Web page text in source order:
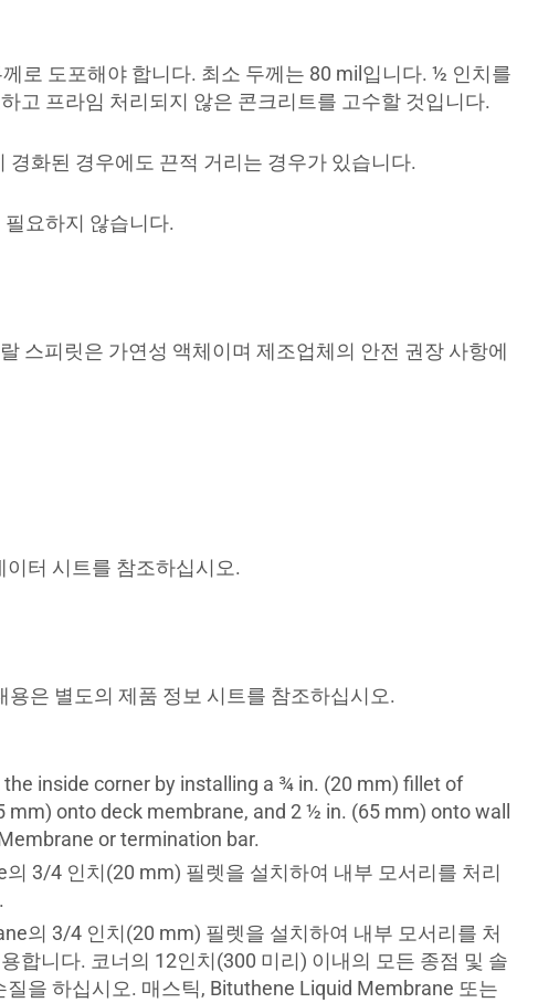
로 도포해야 합니다. 최소 두께는 80 mil입니다. ½ 인치를
고 프라임 처리되지 않은 콘크리트를 고수할 것입니다.
화된 경우에도 끈적 거리는 경우가 있습니다.
요하지 않습니다.
스피릿은 가연성 액체이며 제조업체의 안전 권장 사항에
터 시트를 참조하십시오.
은 별도의 제품 정보 시트를 참조하십시오.
inside corner by installing a ¾ in. (20 mm) fillet of
onto deck membrane, and 2 ½ in. (65 mm) onto wall
or termination bar.
3/4 인치(20 mm) 필렛을 설치하여 내부 모서리를 처리
의 3/4 인치(20 mm) 필렛을 설치하여 내부 모서리를 처
합니다. 코너의 12인치(300 미리) 이내의 모든 종점 및 솔
을 하십시오. 매스틱, Bituthene Liquid Membrane 또는